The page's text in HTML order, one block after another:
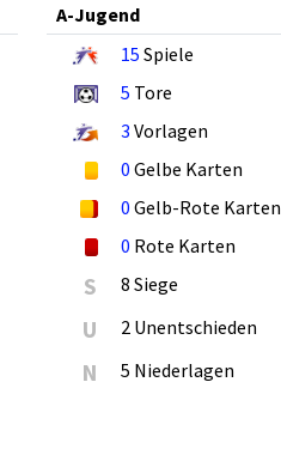
A-Jugend
15 Spiele
5 Tore
3 Vorlagen
0 Gelbe Karten
0 Gelb-Rote Karten
0 Rote Karten
S 8 Siege
U 2 Unentschieden
N 5 Niederlagen